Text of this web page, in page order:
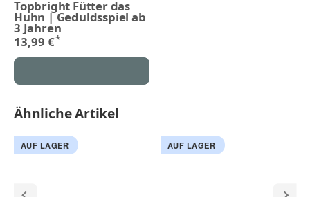
Topbright Fütter das
Huhn | Geduldsspiel ab
3 Jahren
13,99 €*
Ähnliche Artikel
AUF LAGER AUF LAGER